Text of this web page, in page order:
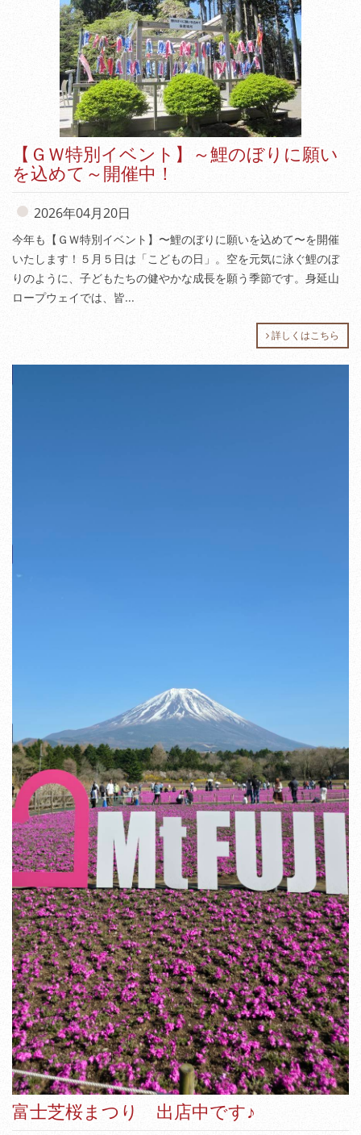
【ＧＷ特別イベント】～鯉のぼりに願い
を込めて～開催中！
2026年04月20日
今年も【ＧＷ特別イベント】〜鯉のぼりに願いを込めて〜を開催
いたします！５月５日は「こどもの日」。空を元気に泳ぐ鯉のぼ
りのように、子どもたちの健やかな成長を願う季節です。身延山
ロープウェイでは、皆...
詳しくはこちら
富士芝桜まつり 出店中です♪